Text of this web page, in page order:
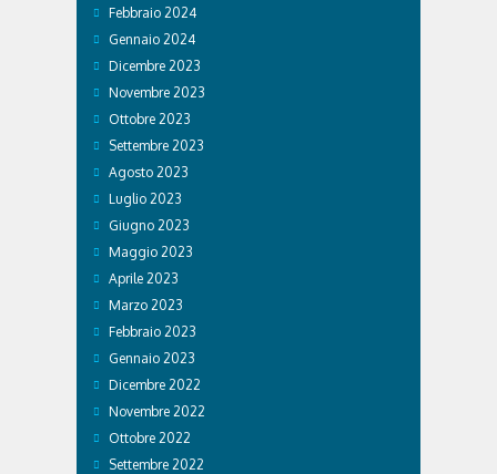
Febbraio 2024
Gennaio 2024
Dicembre 2023
Novembre 2023
Ottobre 2023
Settembre 2023
Agosto 2023
Luglio 2023
Giugno 2023
Maggio 2023
Aprile 2023
Marzo 2023
Febbraio 2023
Gennaio 2023
Dicembre 2022
Novembre 2022
Ottobre 2022
Settembre 2022